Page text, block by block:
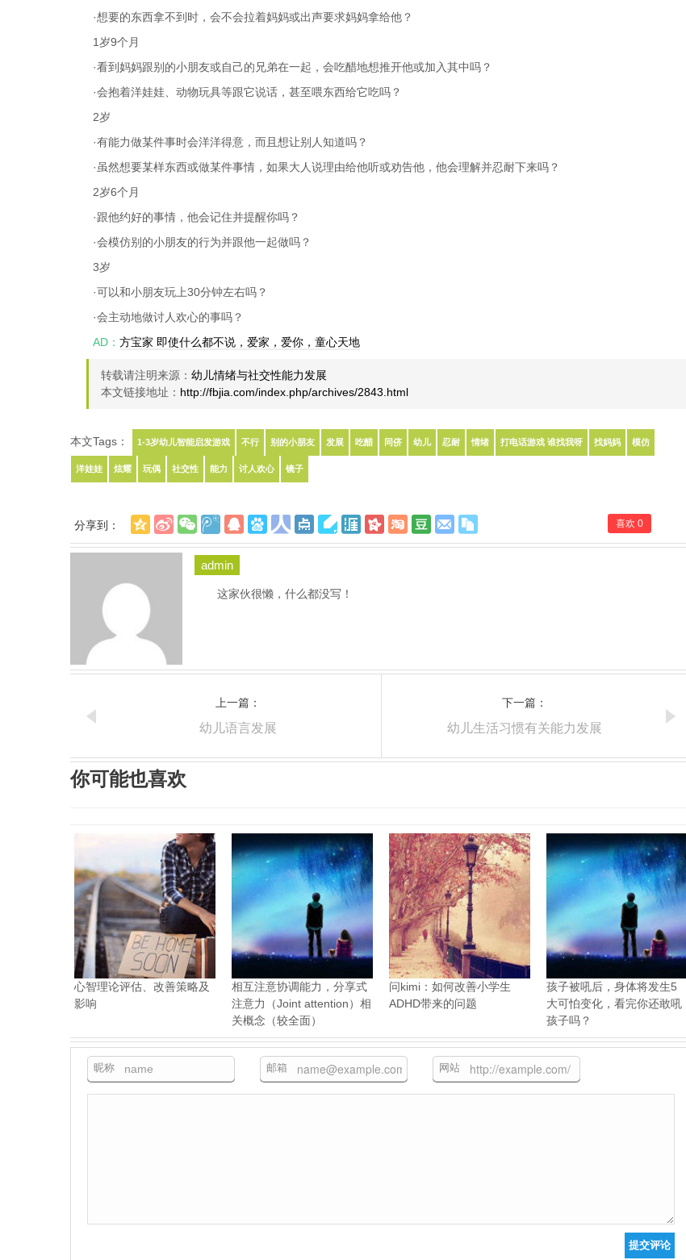
·想要的东西拿不到时，会不会拉着妈妈或出声要求妈妈拿给他？
1岁9个月
·看到妈妈跟别的小朋友或自己的兄弟在一起，会吃醋地想推开他或加入其中吗？
·会抱着洋娃娃、动物玩具等跟它说话，甚至喂东西给它吃吗？
2岁
·有能力做某件事时会洋洋得意，而且想让别人知道吗？
·虽然想要某样东西或做某件事情，如果大人说理由给他听或劝告他，他会理解并忍耐下来吗？
2岁6个月
·跟他约好的事情，他会记住并提醒你吗？
·会模仿别的小朋友的行为并跟他一起做吗？
3岁
·可以和小朋友玩上30分钟左右吗？
·会主动地做讨人欢心的事吗？
AD： 方宝家 即使什么都不说，爱家，爱你，童心天地
转载请注明来源： 幼儿情绪与社交性能力发展
本文链接地址： http://fbjia.com/index.php/archives/2843.html
本文Tags： 1-3岁幼儿智能启发游戏 不行 别的小朋友 发展 吃醋 同侪 幼儿 忍耐 情绪 打电话游戏 谁找我呀 找妈妈 模仿
洋娃娃 炫耀 玩偶 社交性 能力 讨人欢心 镜子
分享到： 喜欢 0
admin
这家伙很懒，什么都没写！
上一篇：
幼儿语言发展
下一篇：
幼儿生活习惯有关能力发展
你可能也喜欢
心智理论评估、改善策略及
影响
相互注意协调能力，分享式
注意力（Joint attention）相
关概念（较全面）
问kimi：如何改善小学生
ADHD带来的问题
孩子被吼后，身体将发生5
大可怕变化，看完你还敢吼
孩子吗？
昵称 邮箱 网站
提交评论